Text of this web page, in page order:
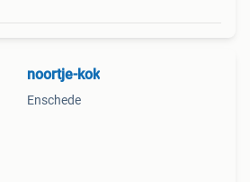
noortje-kok
Enschede